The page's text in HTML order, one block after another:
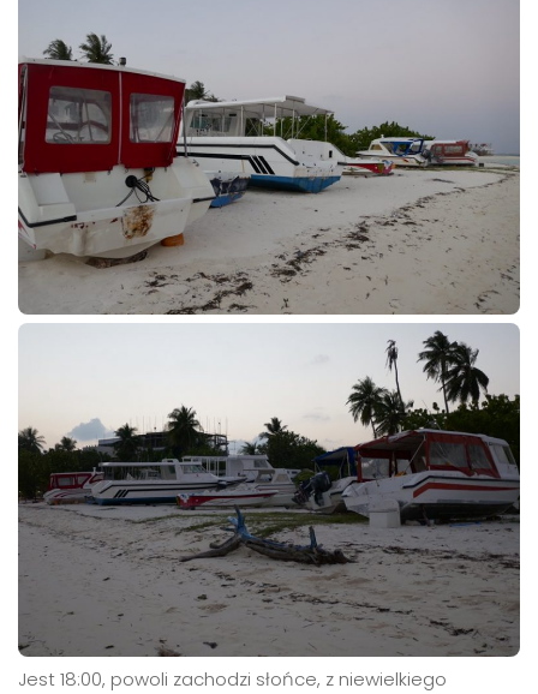
Jest 18:00, powoli zachodzi słońce, z niewielkiego